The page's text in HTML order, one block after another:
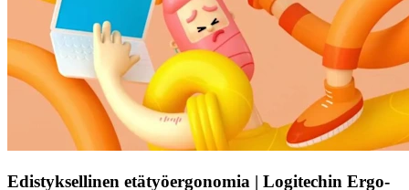
Edistyksellinen etätyöergonomia | Logitechin Ergo-